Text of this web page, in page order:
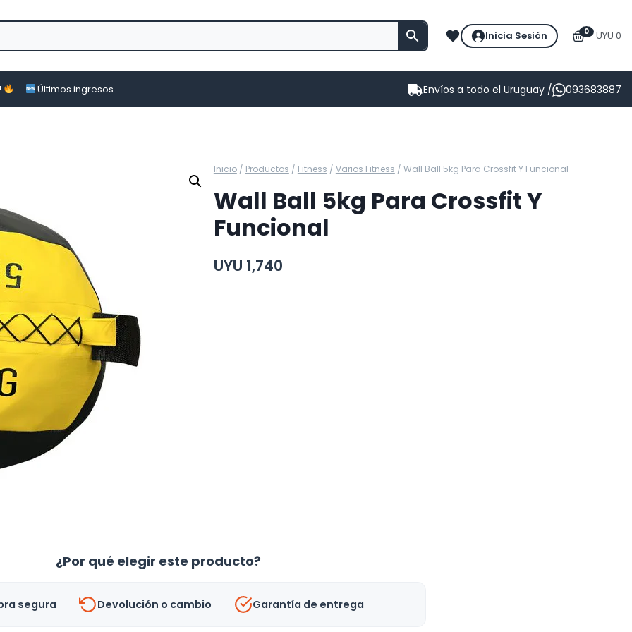
Inicia Sesión 0 UYU 0
Últimos ingresos Envíos a todo el Uruguay / 093683887
Inicio / Productos / Fitness / Varios Fitness / Wall Ball 5kg Para Crossfit Y Funcional
Wall Ball 5kg Para Crossfit Y
Funcional
UYU 1,740
¿Por qué elegir este producto?
segura Devolución o cambio Garantía de entrega